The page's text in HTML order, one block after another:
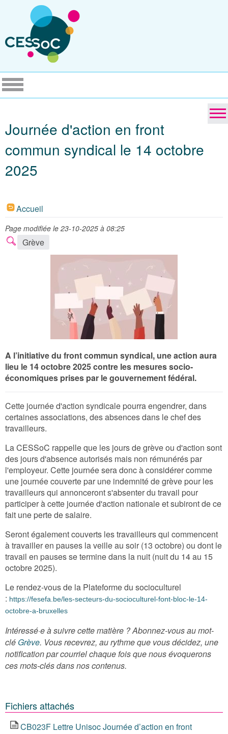
Journée d'action en front
commun syndical le 14 octobre
2025
Accueil
Page modifiée le 23-10-2025 à 08:25
Grève
A l’initiative du front commun syndical, une action aura
lieu le 14 octobre 2025 contre les mesures socio-
économiques prises par le gouvernement fédéral.
Cette journée d'action syndicale pourra engendrer, dans
certaines associations, des absences dans le chef des
travailleurs.
La CESSoC rappelle que les jours de grève ou d'action sont
des jours d'absence autorisés mais non rémunérés par
l'employeur. Cette journée sera donc à considérer comme
une journée couverte par une indemnité de grève pour les
travailleurs qui annonceront s'absenter du travail pour
participer à cette journée d'action nationale et subiront de ce
fait une perte de salaire.
Seront également couverts les travailleurs qui commencent
à travailler en pauses la veille au soir (13 octobre) ou dont le
travail en pauses se termine dans la nuit (nuit du 14 au 15
octobre 2025).
Le rendez-vous de la Plateforme du socioculturel
: https://fesefa.be/les-secteurs-du-socioculturel-font-bloc-le-14-
octobre-a-bruxelles
Intéressé·e à suivre cette matière ? Abonnez-vous au mot-
clé Grève. Vous recevrez, au rythme que vous décidez, une
notification par courriel chaque fois que nous évoquerons
ces mots-clés dans nos contenus.
Fichiers attachés
CB023F Lettre Unisoc Journée d’action en front